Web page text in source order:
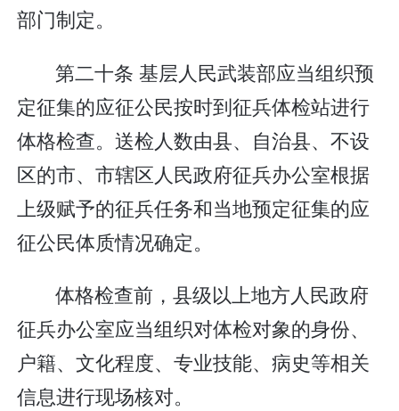
部门制定。
第二十条 基层人民武装部应当组织预
定征集的应征公民按时到征兵体检站进行
体格检查。送检人数由县、自治县、不设
区的市、市辖区人民政府征兵办公室根据
上级赋予的征兵任务和当地预定征集的应
征公民体质情况确定。
体格检查前，县级以上地方人民政府
征兵办公室应当组织对体检对象的身份、
户籍、文化程度、专业技能、病史等相关
信息进行现场核对。